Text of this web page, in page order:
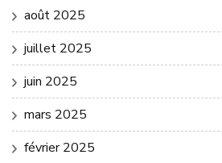
août 2025
juillet 2025
juin 2025
mars 2025
février 2025